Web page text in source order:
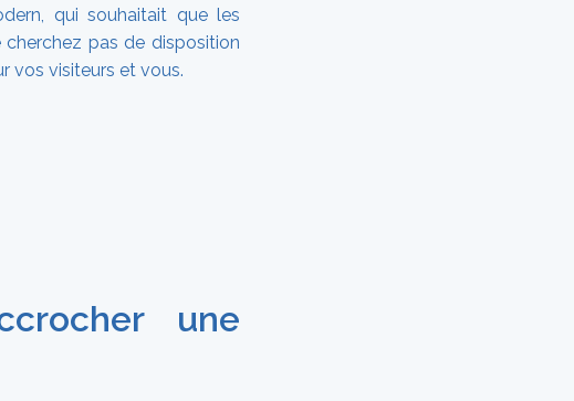
qui souhaitait que les
pas de disposition
vos visiteurs et vous.
une